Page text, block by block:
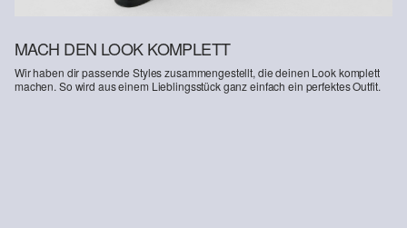
MACH DEN LOOK KOMPLETT
Wir haben dir passende Styles zusammengestellt, die deinen Look komplett
machen. So wird aus einem Lieblingsstück ganz einfach ein perfektes Outfit.